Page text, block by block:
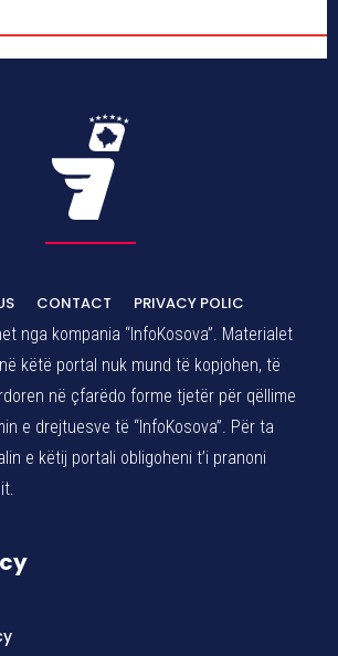
CONTACT
PRIVACY POLIC
nga kompania “InfoKosova”. Materialet
këtë portal nuk mund të kopjohen, të
në çfarëdo forme tjetër për qëllime
e drejtuesve të “InfoKosova”. Për ta
e këtij portali obligoheni t’i pranoni